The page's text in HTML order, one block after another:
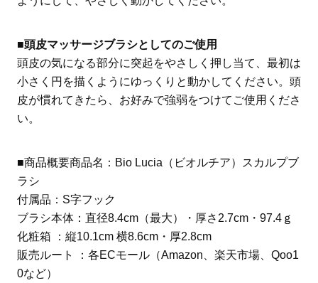
■頭皮マッサージブラシとしてのご使用
頭皮の気になる部分に突起をやさしく押し当て、最初は
小さく円を描くようにゆっくりと動かしてください。頭
皮が慣れてきたら、お好みで強弱をつけてご使用くださ
い。
■商品概要商品名：Bio Lucia（ビオルチア）スカルプブ
ラシ
付属品：S字フック
ブラシ本体：直径8.4cm（最大）・厚さ2.7cm・97.4ｇ
化粧箱 ：縦10.1cm 横8.6cm・厚2.8cm
販売ルート ：各ECモール（Amazon、楽天市場、Qoo1
0など）